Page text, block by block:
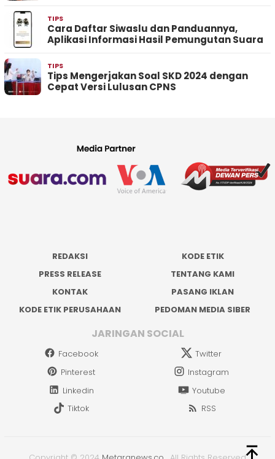
TIPS
Cara Daftar Siwaslu dan Panduannya,
Aplikasi Informasi Hasil Pemungutan Suara
TIPS
Tips Mengerjakan Soal SKD 2024 dengan
Cepat Versi Lulusan CPNS
REDAKSI
KODE ETIK
PRESS RELEASE
TENTANG KAMI
KONTAK
PASANG IKLAN
KODE ETIK PERUSAHAAN
PEDOMAN MEDIA SIBER
JARINGAN SOCIAL
Facebook
Twitter
Pinterest
Instagram
Linkedin
Youtube
Tiktok
RSS